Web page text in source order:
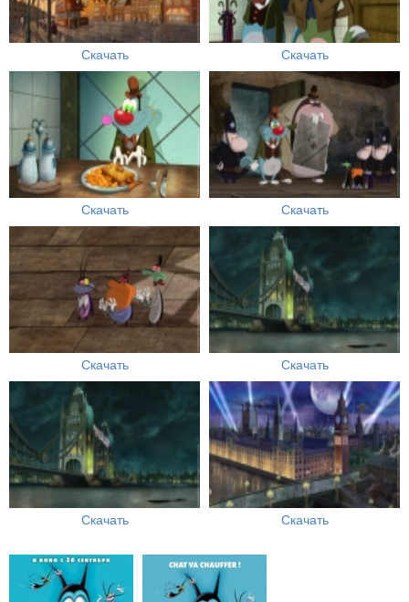
Скачать Скачать
Скачать Скачать
Скачать Скачать
Скачать Скачать